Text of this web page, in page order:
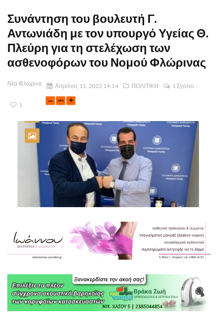
Συνάντηση του βουλευτή Γ.
Αντωνιάδη με τον υπουργό Υγείας Θ.
Πλεύρη για τη στελέχωση των
ασθενοφόρων του Νομού Φλώρινας
Νέα Φλώρινα Απρίλιος 11, 2022 14:14 ΠΟΛΙΤΙΚΗ 1 Σχόλιο
1